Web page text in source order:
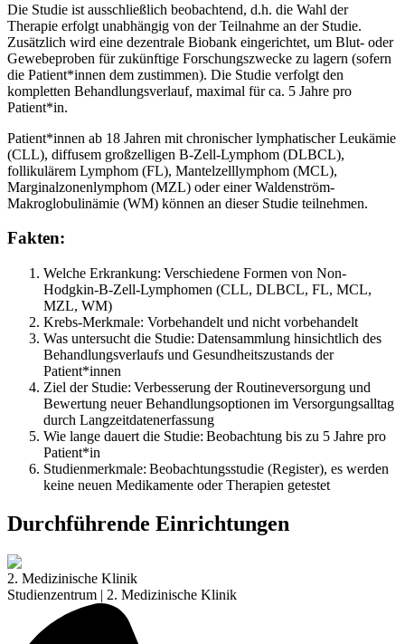
Die Studie ist ausschließlich beobachtend, d.h. die Wahl der
Therapie erfolgt unabhängig von der Teilnahme an der Studie.
Zusätzlich wird eine dezentrale Biobank eingerichtet, um Blut- oder
Gewebeproben für zukünftige Forschungszwecke zu lagern (sofern
die Patient*innen dem zustimmen). Die Studie verfolgt den
kompletten Behandlungsverlauf, maximal für ca. 5 Jahre pro
Patient*in.
Patient*innen ab 18 Jahren mit chronischer lymphatischer Leukämie
(CLL), diffusem großzelligen B-Zell-Lymphom (DLBCL),
follikulärem Lymphom (FL), Mantelzelllymphom (MCL),
Marginalzonenlymphom (MZL) oder einer Waldenström-
Makroglobulinämie (WM) können an dieser Studie teilnehmen.
Fakten:
Welche Erkrankung: Verschiedene Formen von Non-
Hodgkin-B-Zell-Lymphomen (CLL, DLBCL, FL, MCL,
MZL, WM)
Krebs-Merkmale: Vorbehandelt und nicht vorbehandelt
Was untersucht die Studie: Datensammlung hinsichtlich des
Behandlungsverlaufs und Gesundheitszustands der
Patient*innen
Ziel der Studie: Verbesserung der Routineversorgung und
Bewertung neuer Behandlungsoptionen im Versorgungsalltag
durch Langzeitdatenerfassung
Wie lange dauert die Studie: Beobachtung bis zu 5 Jahre pro
Patient*in
Studienmerkmale: Beobachtungsstudie (Register), es werden
keine neuen Medikamente oder Therapien getestet
Durchführende Einrichtungen
2. Medizinische Klinik
Studienzentrum | 2. Medizinische Klinik